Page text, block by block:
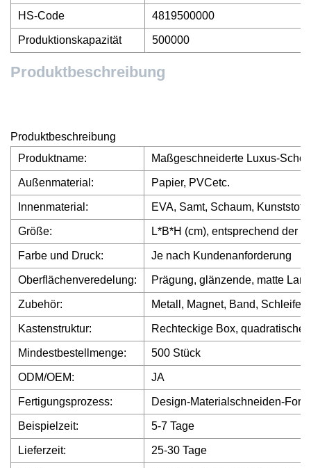
HS-Code 4819500000
Produktionskapazität 500000
Produktbeschreibung
Produktbeschreibung
Produktname:
Maßgeschneiderte Luxus-
Außenmaterial: Papier, PVCetc.
Innenmaterial: EVA, Samt, Schaum,
Größe: L*B*H (cm), entsprechend der
Farbe und Druck: Je nach Kundenanforderung
Oberflächenveredelung: Prägung, glänzende, matte
Zubehör: Metall, Magnet, Band,
Kastenstruktur: Rechteckige Box, quadratische
Mindestbestellmenge: 500 Stück
ODM/OEM: JA
Fertigungsprozess: Design-Materialschneiden-
Beispielzeit: 5-7 Tage
Lieferzeit: 25-30 Tage